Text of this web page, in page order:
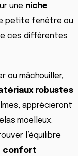
une niche
petite fenêtre ou
ces différentes
ou mâchouiller,
robustes
apprécieront
moelleux.
l’équilibre
confort